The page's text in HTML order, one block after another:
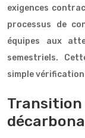
exigences
processus de
équipes aux
semestriels.
simple vérification